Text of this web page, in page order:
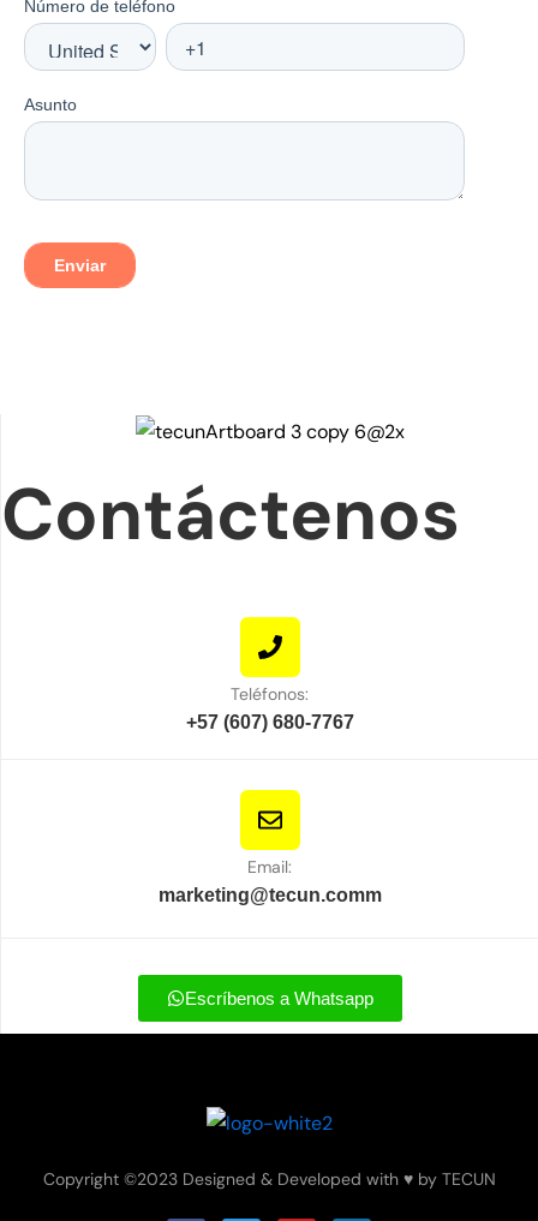
Contáctenos
Teléfonos:
+57 (607) 680-7767
Email:
marketing@tecun.comm
Escríbenos a Whatsapp
Copyright ©2023 Designed & Developed with ♥ by TECUN